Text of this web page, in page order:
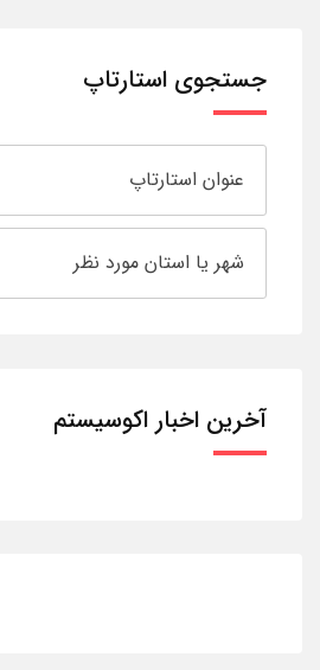
جستجوی استارتاپ
آخرین اخبار اکوسیستم